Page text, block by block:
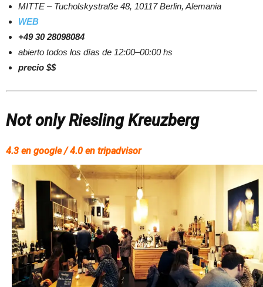
MITTE – Tucholskystraße 48, 10117 Berlin, Alemania
WEB
+49 30 28098084
abierto todos los días de 12:00–00:00 hs
precio $$
Not only Riesling Kreuzberg
4.3 en google / 4.0 en tripadvisor